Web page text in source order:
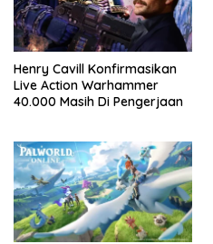
Henry Cavill Konfirmasikan
Live Action Warhammer
40.000 Masih Di Pengerjaan